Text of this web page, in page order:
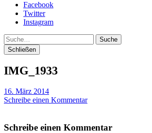
Facebook
Twitter
Instagram
Suche
Schließen
IMG_1933
16. März 2014
Schreibe einen Kommentar
Schreibe einen Kommentar